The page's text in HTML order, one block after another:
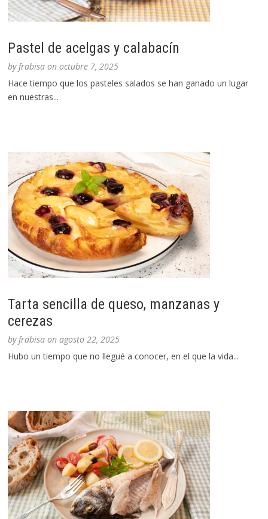
Pastel de acelgas y calabacín
byfrabisa onoctubre 7, 2025
Hace tiempo que los pasteles salados se han ganado un lugar
en nuestras...
Tarta sencilla de queso, manzanas y
cerezas
byfrabisa onagosto 22, 2025
Hubo un tiempo que no llegué a conocer, en el que la vida...